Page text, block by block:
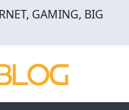
GAMING, BIG